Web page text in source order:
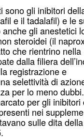
sono gli inibitori
e il tadalafil) e le
gli anestetici
steroidei (il
che rientrino nella
dalla filiera
registrazione e
selettività di
per lo meno
per gli inibitori
nei
sulle dita